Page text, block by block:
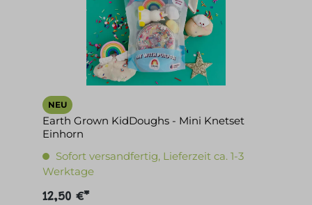
NEU
Earth Grown KidDoughs - Mini Knetset
Einhorn
Sofort versandfertig, Lieferzeit ca. 1-3
Werktage
12,50 €*